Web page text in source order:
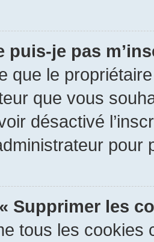
puis-je pas
que le
que vous
désactivé
Supprimer les
tous les cookies